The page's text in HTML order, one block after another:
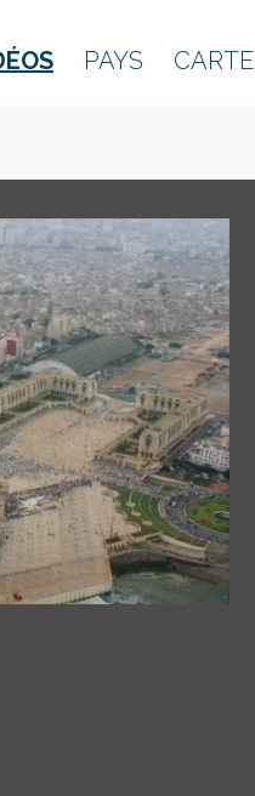
PAYS CARTE